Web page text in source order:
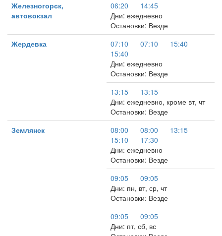
Железногорск,
автовокзал
06:20
14:45
Дни: ежедневно
Остановки: Везде
Жердевка
07:10 07:10
15:40
15:40
Дни: ежедневно
Остановки: Везде
13:15
13:15
Дни: ежедневно, кроме вт, чт
Остановки: Везде
Землянск
08:00 08:00
13:15
15:10
17:30
Дни: ежедневно
Остановки: Везде
09:05
09:05
Дни: пн, вт, ср, чт
Остановки: Везде
09:05
09:05
Дни: пт, сб, вс